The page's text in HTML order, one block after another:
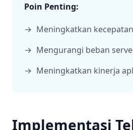
Poin Penting:
Meningkatkan
Mengurangi beban
Meningkatkan kinerja
Implementasi